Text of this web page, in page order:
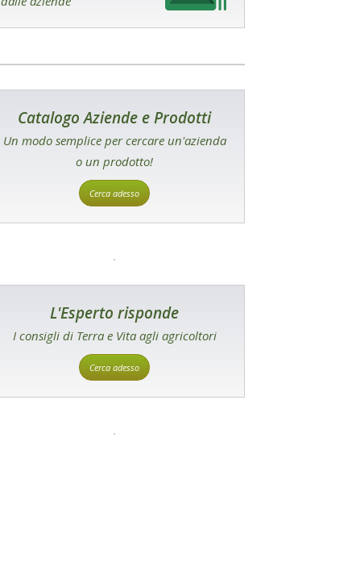
Catalogo Aziende e Prodotti
Un modo semplice per cercare un'azienda
o un prodotto!
Cerca adesso
L'Esperto risponde
I consigli di Terra e Vita agli agricoltori
Cerca adesso